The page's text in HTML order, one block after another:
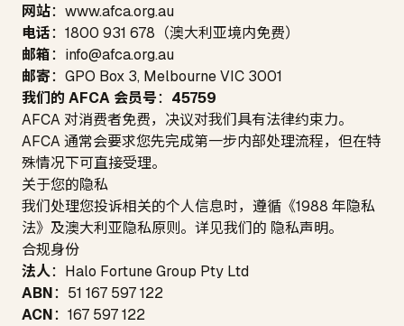
网站： www.afca.org.au
电话：1800 931 678（澳大利亚境内免费）
邮箱： info@afca.org.au
邮寄：GPO Box 3, Melbourne VIC 3001
我们的 AFCA 会员号： 45759
AFCA 对消费者免费，决议对我们具有法律约束力。
AFCA 通常会要求您先完成第一步内部处理流程，但在特
殊情况下可直接受理。
关于您的隐私
我们处理您投诉相关的个人信息时，遵循《1988 年隐私
法》及澳大利亚隐私原则。详见我们的 隐私声明。
合规身份
法人： Halo Fortune Group Pty Ltd
ABN： 51 167 597 122
ACN： 167 597 122